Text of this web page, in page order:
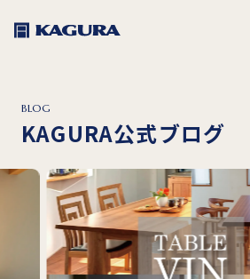
BLOG
KAGURA公式ブログ